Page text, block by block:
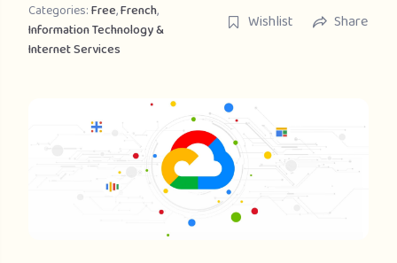
Categories:Free,French,
Information Technology &
Internet Services
Wishlist Share